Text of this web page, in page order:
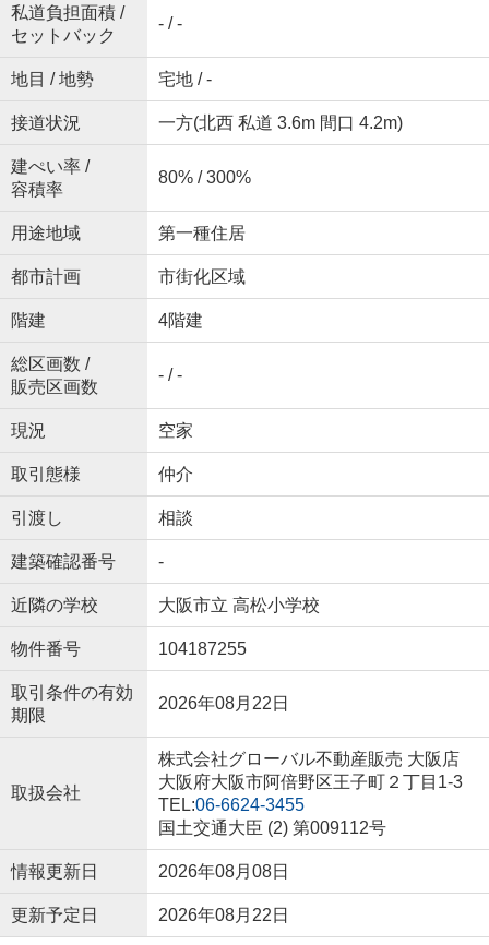
私道負担面積 /
セットバック
- / -
地目 / 地勢 宅地 / -
接道状況 一方(北西 私道 3.6m 間口 4.2m)
建ぺい率 /
容積率
80% / 300%
用途地域 第一種住居
都市計画 市街化区域
階建 4階建
総区画数 /
販売区画数
- / -
現況 空家
取引態様 仲介
引渡し 相談
建築確認番号 -
近隣の学校 大阪市立 高松小学校
物件番号 104187255
取引条件の有効
期限
2026年08月22日
取扱会社
株式会社グローバル不動産販売 大阪店
大阪府大阪市阿倍野区王子町２丁目1-3
TEL:06-6624-3455
国土交通大臣 (2) 第009112号
情報更新日 2026年08月08日
更新予定日 2026年08月22日